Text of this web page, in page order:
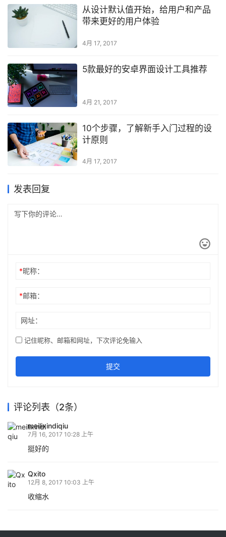
从设计默认值开始，给用户和产品
带来更好的用户体验
4月 17, 2017
5款最好的安卓界面设计工具推荐
4月 21, 2017
10个步骤，了解新手入门过程的设
计原则
4月 17, 2017
发表回复
*昵称：
*邮箱：
网址：
记住昵称、邮箱和网址，下次评论免输入
提交
评论列表（2条）
meilixindiqiu
7月 16, 2017 10:28 上午
挺好的
Qxito
12月 8, 2017 10:03 上午
收缩水